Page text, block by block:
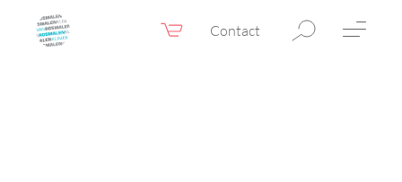
Contact
Webshop NL